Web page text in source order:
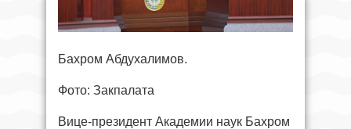
Бахром Абдухалимов.
Фото: Закпалата
Вице-президент Академии наук Бахром